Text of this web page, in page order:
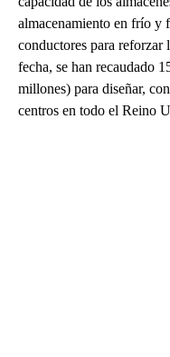
almacenamiento en frío y
conductores para reforzar
fecha, se han recaudado
millones) para diseñar,
centros en todo el Reino